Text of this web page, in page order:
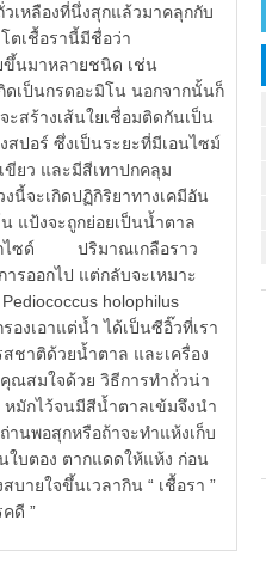
เหลืองที่นึ่งสุกแล้วมาคลุกกับ
ตเชื้อรานี้มีชื่อว่า
ขึ้นมาหลายชนิด เช่น
ดเป็นกรดอะมิโน นอกจากนั้นก็
ร้างเส้นใยเชื่อมติดกันเป็น
สปอร์ ซึ่งเป็นระยะที่มีเอนไซม์
มเขียว และมีสีเทาปกคลุม
นี้จะเกิดปฏิกิริยาทางเคมีอัน
แป้งจะถูกย่อยเป็นน้ำตาล
อกไซด์ ปริมาณเกลือราว
รออกไป แต่กลับจะเหมาะ
Pediococcus holophilus
งเอาแต่น้ำ ได้เป็นซีอิ๊วที่เรา
ชาติด้วยน้ำตาล และเครื่อง
ณสมใจด้วย วิธีการทำถั่วน่า
หมักไว้จนมีสีน้ำตาลเข้มจึงนำ
นพอสุกหรือถ้าจะทำแห้งเก็บ
ใบตอง ตากแดดให้แห้ง ก่อน
ยใจขึ้นเวลากิน “ เชื้อรา ”
ดี ”